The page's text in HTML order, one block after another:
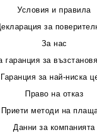
Условия и правила
за
За нас
гаранция за
Гаранция за най-ниска
Право на отказ
Приети методи на
Данни за компанията